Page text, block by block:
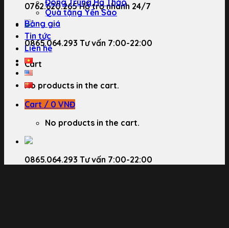
0762.620.265Hỗ trợ nhanh 24/7
0865.064.293 Tư vấn 7:00-22:00
Cart
No products in the cart.
Đông Trùng Hạ Thảo
Quà tặng Yến Sào
Bảng giá
Tin tức
Liên hệ
Cart / 0 VNĐ
No products in the cart.
0865.064.293 Tư vấn 7:00-22:00